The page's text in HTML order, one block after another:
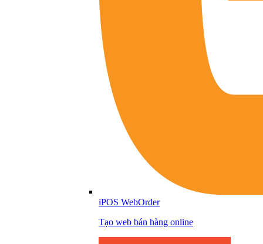
iPOS WebOrder
Tạo web bán hàng online